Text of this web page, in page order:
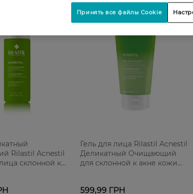
Rilastil Acnestil
склонной к
Гель для лица Rilastil Acnestil
Деликатный Очищающий
для склонной к акне кожи
599,99 ГРН
Принять все файлы Cookie